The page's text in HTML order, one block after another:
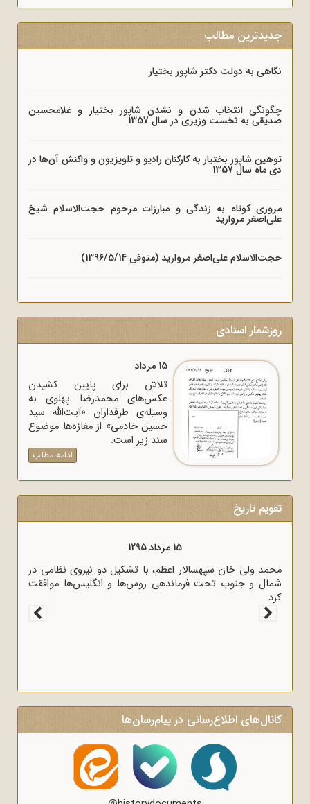
جدیدترین مطالب
نگاهی به دولت دکتر شاپور بختیار
چگونگی انتخاب شدن و نشدن شاپور بختیار و غلامحسین
صدیقی به نخست وزیری در سال 1357
توهین شاپور بختیار به کارکنان رادیو و تلویزیون و واکنش آن‌ها در
دی ماه سال 1357
مروری کوتاه به زندگی و مبارزات مرحوم حجت‌الاسلام شیخ
علی‌اصغر مروارید
حجت‌الاسلام علی‌اصغر مروارید (متوفی 1396/5/14)
روزشمار اسنادی
15 مرداد
تلاش برای پایین کشیدن
عکس‌های محمدرضا پهلوی به
وسیله‌ی طرفداران «آیت‌الله سید
حسین خادمی» از مغازه‌ها موضوع
سند زیر است.
ادامه مطلب
تقویم تاریخ
محمد ولی خان
شمال و جنوب
انگلیس آنتونی ایدن حضور متخصصان آلمانی در
را خطر بزرگی برای لندن دانست.
کانال‌های اطلاع‌رسانی در پیام‌رسان‌ها